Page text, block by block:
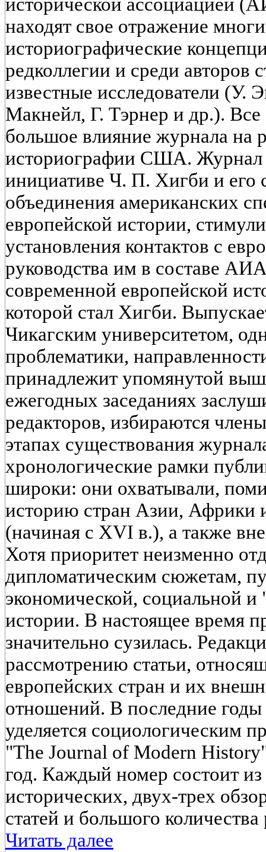
исторической ассоциацией
находят свое отражение
историографические
редколлегии и среди авторов
известные исследователи (У.
Макнейл, Г. Тэрнер и др.). Все
большое влияние журнала на
историографии США. Журнал
инициативе Ч. П. Хигби и его
объединения американских
европейской истории,
установления контактов с
руководства им в составе
современной европейской
которой стал Хигби.
Чикагским университетом,
проблематики,
принадлежит упомянутой
ежегодных заседаниях
редакторов, избираются
этапах существования
хронологические рамки
широки: они охватывали,
историю стран Азии, Африки
(начиная с XVI в.), а также
Хотя приоритет неизменно
дипломатическим сюжетам,
экономической, социальной и
истории. В настоящее время
значительно сузилась.
рассмотрению статьи,
европейских стран и их
отношений. В последние
уделяется социологическим
"The Journal of Modern
год. Каждый номер состоит из
исторических, двух-трех
статей и большого
Читать далее